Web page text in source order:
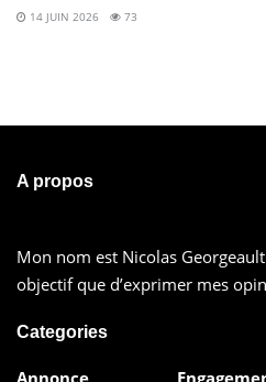
14 JUIN 2026 73
A propos
Mon nom est Nicolas Georgeault
objectif que d’exprimer mes
Categories
Annonce